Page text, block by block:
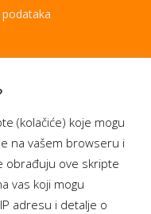
(kolačiće) koje mogu
na vašem browseru i
obrađuju ove skripte
vas koji mogu
adresu i detalje o